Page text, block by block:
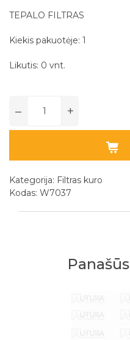
TEPALO FILTRAS
Kiekis pakuotėje: 1
Likutis: 0 vnt.
– +
Kategorija: Filtras kuro
Kodas: W7037
Panašūs